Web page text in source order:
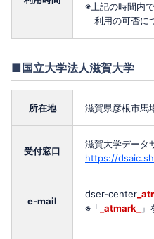
※上記の時間内
利用の可否に
■国立大学法人滋賀大学
所在地 滋賀県彦根市馬
受付窓口
滋賀大学データ
https://
e-mail
dser-center
※「 _atmark_ 」